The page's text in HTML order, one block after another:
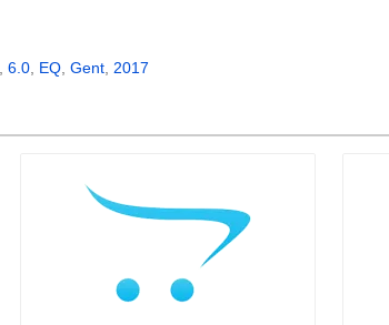
6.0 EQ Gent 2017